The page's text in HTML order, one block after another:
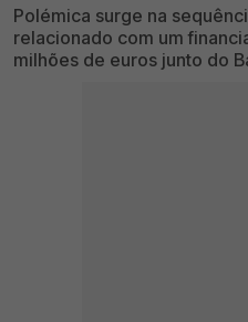
Polémica surge na
relacionado com um
milhões de euros junto do